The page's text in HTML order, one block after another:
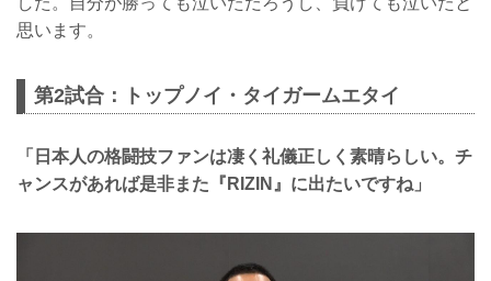
思います。
第2試合：トップノイ・タイガームエタイ
「日本人の格闘技ファンは凄く礼儀正しく素晴らしい。チ
ャンスがあれば是非また『RIZIN』に出たいですね」